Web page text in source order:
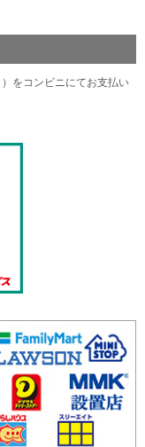
をコンビニにてお支払い